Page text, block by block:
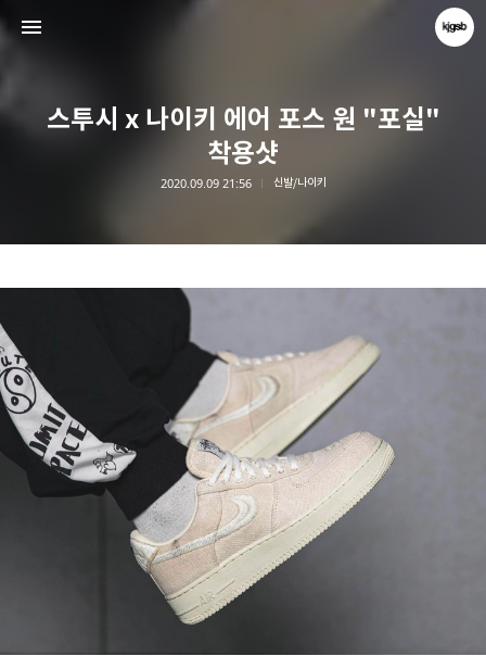
스투시 x 나이키 에어 포스 원 "포실"
착용샷
2020.09.09 21:56 신발/나이키
kjgsb